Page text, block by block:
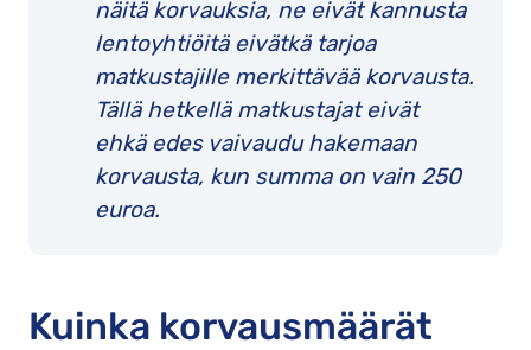
näitä korvauksia, ne eivät kannusta
lentoyhtiöitä eivätkä tarjoa
matkustajille merkittävää korvausta.
Tällä hetkellä matkustajat eivät
ehkä edes vaivaudu hakemaan
korvausta, kun summa on vain 250
euroa.
Kuinka korvausmäärät